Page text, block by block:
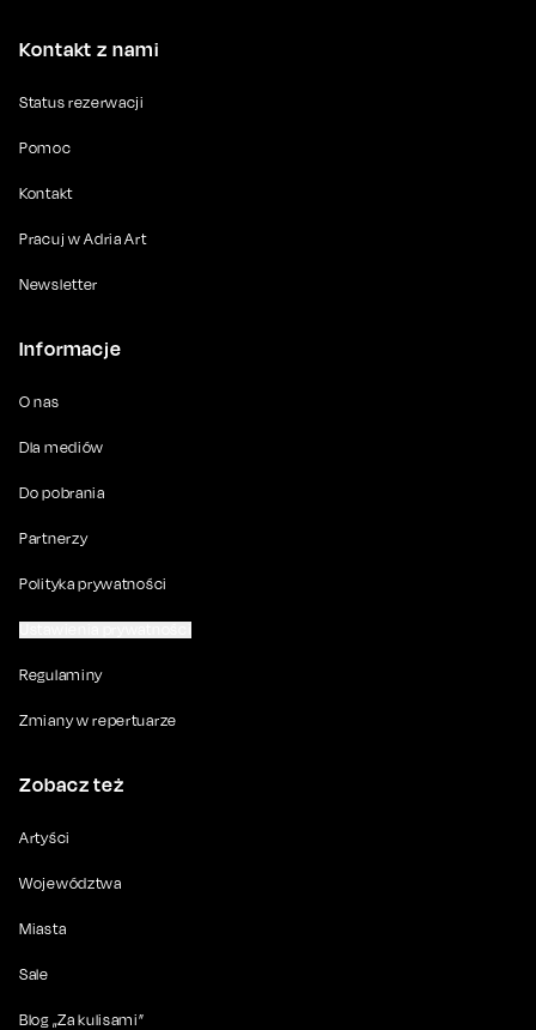
Kontakt z nami
Status rezerwacji
Pomoc
Kontakt
Pracuj w Adria Art
Newsletter
Informacje
O nas
Dla mediów
Do pobrania
Partnerzy
Polityka prywatności
Regulaminy
Zmiany w repertuarze
Zobacz też
Artyści
Województwa
Miasta
Sale
Blog „Za kulisami”